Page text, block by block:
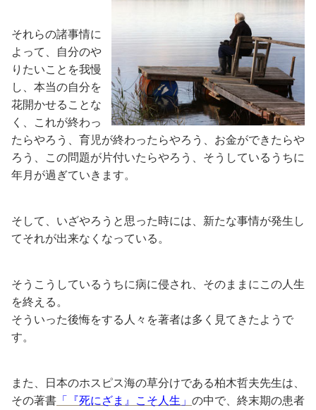
それらの諸事情に
よって、自分のや
りたいことを我慢
し、本当の自分を
花開かせることな
く、これが終わっ
たらやろう、育児が終わったらやろう、お金ができたらや
ろう、この問題が片付いたらやろう、そうしているうちに
年月が過ぎていきます。
そして、いざやろうと思った時には、新たな事情が発生し
てそれが出来なくなっている。
そうこうしているうちに病に侵され、そのままにこの人生
を終える。
そういった後悔をする人々を著者は多く見てきたようで
す。
また、日本のホスピス海の草分けである柏木哲夫先生は、
その著書 「『死にざま』こそ人生」 の中で、終末期の患者